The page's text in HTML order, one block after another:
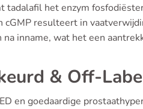
het enzym
cGMP resulteert in
inname, wat het een
& Off-
en goedaardige